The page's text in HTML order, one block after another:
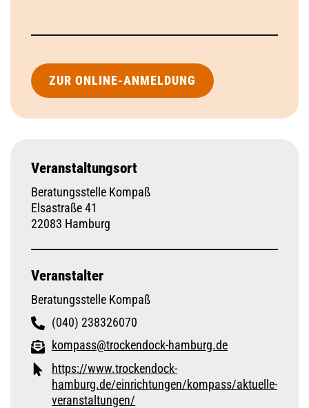
ZUR ONLINE-ANMELDUNG
Veranstaltungsort
Beratungsstelle Kompaß
Elsastraße 41
22083 Hamburg
Veranstalter
Beratungsstelle Kompaß
(040) 238326070
kompass@trockendock-hamburg.de
https://www.trockendock-
hamburg.de/einrichtungen/kompass/aktuelle-
veranstaltungen/